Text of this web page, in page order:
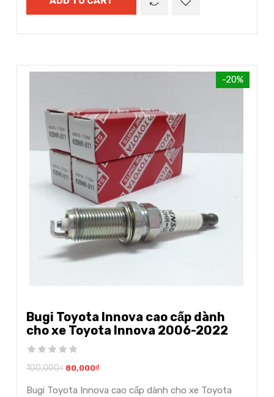
-20%
Bugi Toyota Innova cao cấp dành
cho xe Toyota Innova 2006-2022
100,000₫ 80,000₫
Bugi Toyota Innova cao cấp dành cho xe Toyota